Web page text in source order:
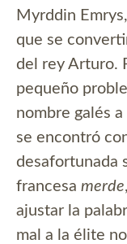
Myrddin
que se
del rey Arturo.
pequeño
nombre galés
se encontró
desafortunada
francesa merde
ajustar la
mal a la élite